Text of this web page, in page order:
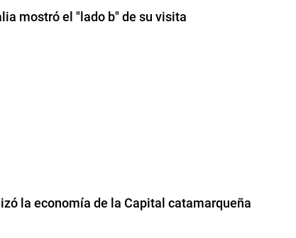
mostró el "lado b" de su visita
la economía de la Capital catamarqueña